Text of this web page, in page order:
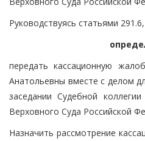
Руководствуясь статьями
передать кассационную
Анатольевны вместе с делом
заседании Судебной
Верховного Суда Российской
Назначить рассмотрение